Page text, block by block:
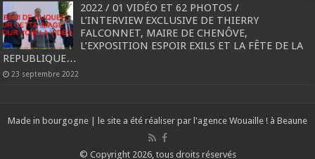
2022 / 01 VIDÉO ET 62 PHOTOS /
L’INTERVIEW EXCLUSIVE DE THIERRY
FALCONNET, MAIRE DE CHENÔVE,
L’EXPOSITION ESPOIR EXILS ET LA FÊTE DE LA
REPUBLIQUE…
23 septembre 2022
Made in bourgogne | le site a été réaliser par l'agence Wouaille ! à Beaune
© Copyright 2026, tous droits réservés